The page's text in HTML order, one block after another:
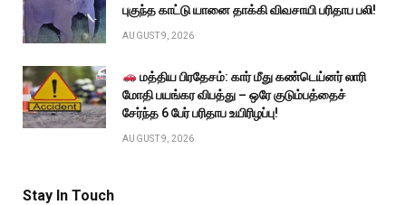
புகுந்த காட்டு யானை தாக்கி விவசாயி பரிதாப பலி!
AUGUST 9, 2026
மத்திய பிரதேசம்: கார் மீது கண்டெய்னர் லாரி
மோதி பயங்கர விபத்து – ஒரே குடும்பத்தைச்
சேர்ந்த 6 பேர் பரிதாப உயிரிழப்பு!
AUGUST 9, 2026
Stay In Touch